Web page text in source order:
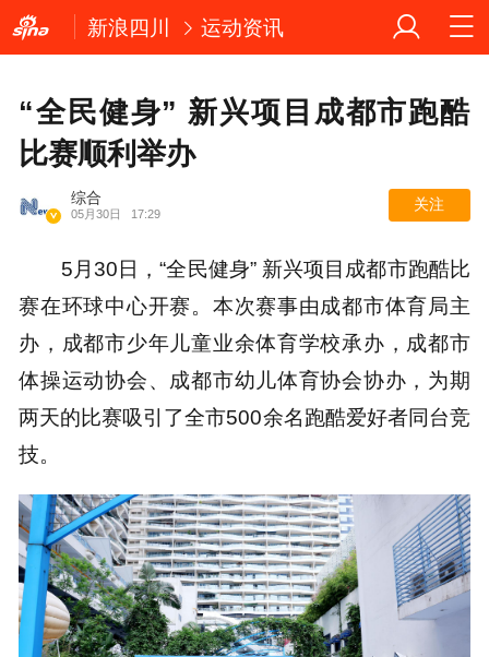
新浪四川 运动资讯
“全民健身” 新兴项目成都市跑酷
比赛顺利举办
综合
05月30日 17:29
关注
5月30日，“全民健身” 新兴项目成都市跑酷比
赛在环球中心开赛。本次赛事由成都市体育局主
办，成都市少年儿童业余体育学校承办，成都市
体操运动协会、成都市幼儿体育协会协办，为期
两天的比赛吸引了全市500余名跑酷爱好者同台竞
技。